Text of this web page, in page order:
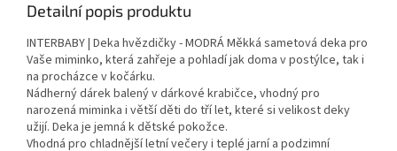
Detailní popis produktu
INTERBABY | Deka hvězdičky - MODRÁ Měkká sametová deka pro
Vaše miminko, která zahřeje a pohladí jak doma v postýlce, tak i
na procházce v kočárku.
Nádherný dárek balený v dárkové krabičce, vhodný pro
narozená miminka i větší děti do tří let, které si velikost deky
užijí. Deka je jemná k dětské pokožce.
Vhodná pro chladnější letní večery i teplé jarní a podzimní